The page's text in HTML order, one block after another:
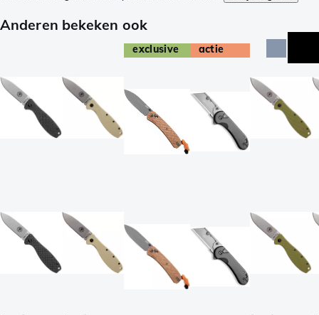
Anderen bekeken ook
exclusive actie